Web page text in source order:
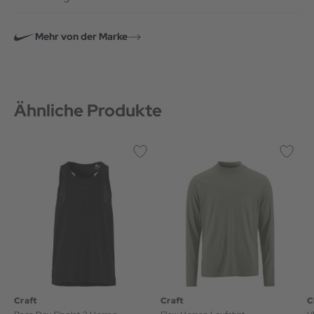
Mehr von der Marke
Ähnliche Produkte
Craft
Craft